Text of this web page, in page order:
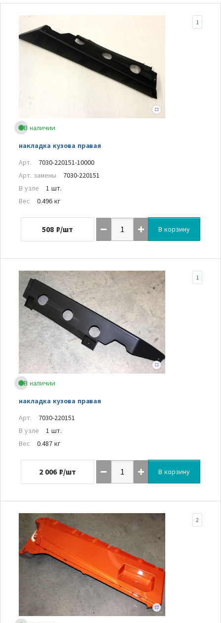
В наличии
накладка кузова правая
1
Арт.
7030-220151-10000
Арт. замены
7030-220151
В узле
1 шт.
Вес
0.496 кг
508 ₽/шт В корзину
В наличии
накладка кузова правая
1
Арт.
7030-220151
В узле
1 шт.
Вес
0.487 кг
2 006 ₽/шт В корзину
2